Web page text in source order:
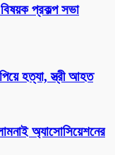
প্রকল্প সভা
হত্যা, স্ত্রী আহত
অ্যাসোসিয়েশনের